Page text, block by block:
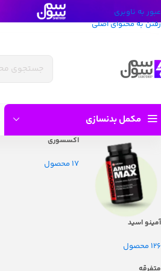
عبور به ناوبری
رفتن به محتوای اصلی
مکمل بدنسازی
آمینو اسید
126 محصول
اکسسوری
17 محصول